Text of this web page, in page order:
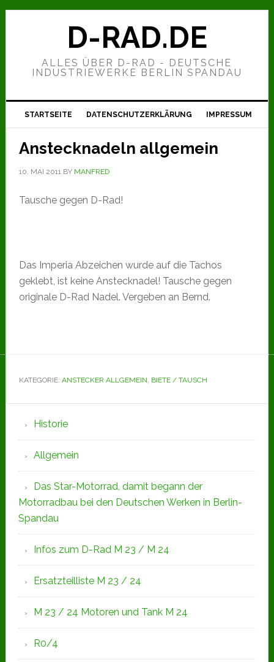
Zur
Hauptnavigation
Zum
Zur
D-RAD.DE
ALLES ÜBER D-RAD - DEUTSCHE
INDUSTRIEWERKE BERLIN SPANDAU
STARTSEITE DATENSCHUTZERKLÄRUNG IMPRESSUM
Anstecknadeln allgemein
10. MAI 2011BY MANFRED
Tausche gegen D-Rad!
Das Imperia Abzeichen wurde auf die Tachos
geklebt, ist keine Anstecknadel! Tausche gegen
originale D-Rad Nadel. Vergeben an Bernd.
KATEGORIE: ANSTECKER ALLGEMEIN, BIETE / TAUSCH
Seitenspalte
Historie
Allgemein
Das Star-Motorrad, damit begann der
Motorradbau bei den Deutschen Werken in Berlin-
Spandau
Infos zum D-Rad M 23 / M 24
Ersatzteilliste M 23 / 24
M 23 / 24 Motoren und Tank M 24
R0/4